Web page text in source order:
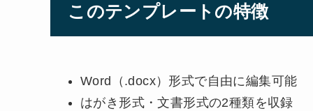
このテンプレートの特徴
Word（.docx）形式で自由に編集可能
はがき形式・文書形式の2種類を収録